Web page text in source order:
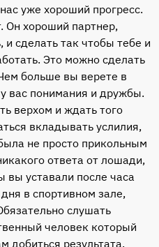
уже хороший прогресс.
Он хороший партнер,
сделать так чтобы тебе и
Это можно сделать
больше вы верете в
вас понимания и дружбы.
верхом и ждать того
вкладывать услилия,
не просто прикольным
ответа от лошади,
вы уставали после часа
в спортивном зале,
слушать
человек который
добиться результата.